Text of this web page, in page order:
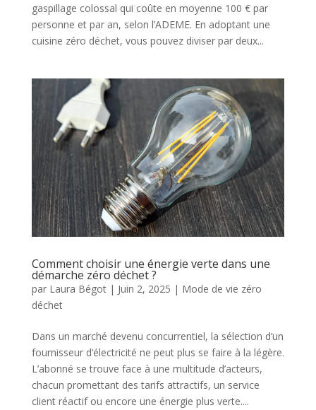
gaspillage colossal qui coûte en moyenne 100 € par
personne et par an, selon l’ADEME. En adoptant une
cuisine zéro déchet, vous pouvez diviser par deux...
Comment choisir une énergie verte dans une
démarche zéro déchet ?
par Laura Bégot| Juin 2, 2025 | Mode de vie zéro
déchet
Dans un marché devenu concurrentiel, la sélection d’un
fournisseur d’électricité ne peut plus se faire à la légère.
L’abonné se trouve face à une multitude d’acteurs,
chacun promettant des tarifs attractifs, un service
client réactif ou encore une énergie plus verte....